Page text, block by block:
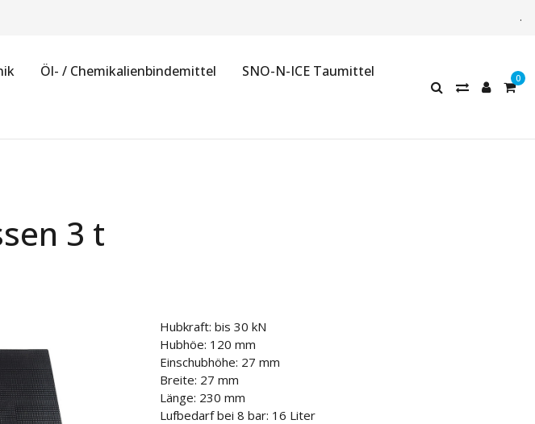
.
Öl- / Chemikalienbindemittel
SNO-N-ICE Taumittel
3 t
Hubkraft: bis 30 kN
Hubhöe: 120 mm
Einschubhöhe: 27 mm
Breite: 27 mm
Länge: 230 mm
Lufbedarf bei 8 bar: 16 Liter